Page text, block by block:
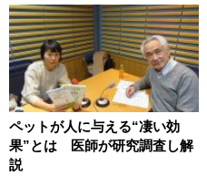
ペットが人に与える“凄い効
果”とは 医師が研究調査し解
説